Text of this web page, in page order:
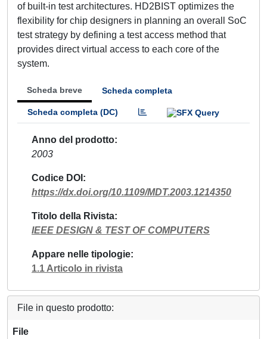
of built-in test architectures. HD2BIST optimizes the
flexibility for chip designers in planning an overall SoC
test strategy by defining a test access method that
provides direct virtual access to each core of the
system.
Scheda breve Scheda completa
Scheda completa (DC)
Anno del prodotto
2003
Codice DOI
https://dx.doi.org/10.1109/MDT.2003.1214350
Titolo della Rivista
IEEE DESIGN & TEST OF COMPUTERS
Appare nelle tipologie
1.1 Articolo in rivista
File in questo prodotto:
File